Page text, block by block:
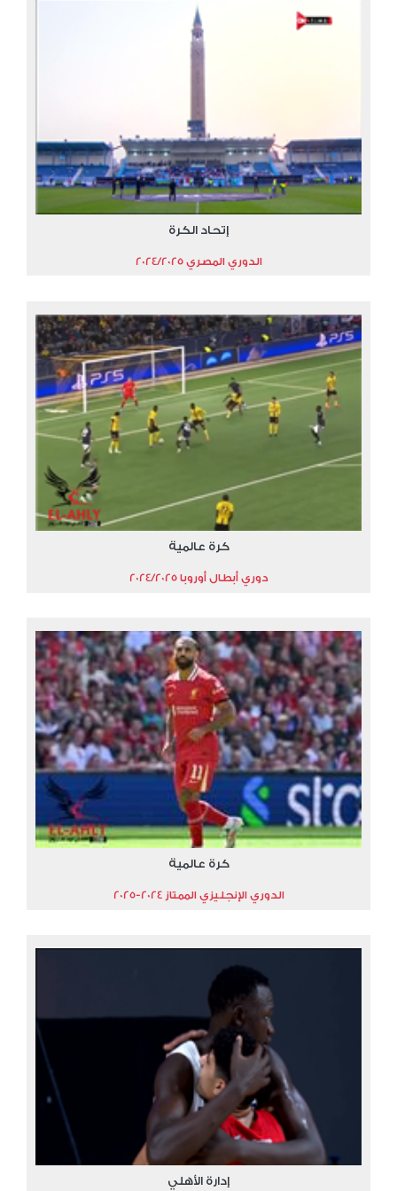
إتحاد الكرة
الدوري المصري 2024/2025
كرة عالمية
دوري أبطال أوروبا 2024/2025
كرة عالمية
الدوري الإنجليزي الممتاز 2024-2025
إدارة الأهلي